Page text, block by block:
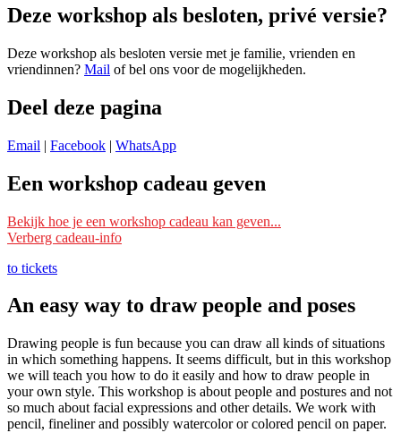
Deze workshop als besloten, privé versie?
Deze workshop als besloten versie met je familie, vrienden en
vriendinnen? Mail of bel ons voor de mogelijkheden.
Deel deze pagina
Email | Facebook | WhatsApp
Een workshop cadeau geven
Ik wil deze workshop als cadeau geven
en vermeld bij ‘Opmerking’ voor wie het is. Wij reserveren dan een
Je kunt ook ‘
datum nog te kiezen‘ erbij vermelden. Wij reserveren
doorgeeft om mee te doen.
Lees s.v.p. ook deAlgemene voorwaarden, onder het kopje
‘Inschrijving als cadeau’.
Ik wil een zelf te kiezen workshop cadeau geven
Bekijk hoe je een workshop cadeau kan geven...
Verberg cadeau-info
to tickets
An easy way to draw people and poses
Drawing people is fun because you can draw all kinds of situations
in which something happens. It seems difficult, but in this workshop
we will teach you how to do it easily and how to draw people in
your own style. This workshop is about people and postures and not
so much about facial expressions and other details. We work with
pencil, fineliner and possibly watercolor or colored pencil on paper.